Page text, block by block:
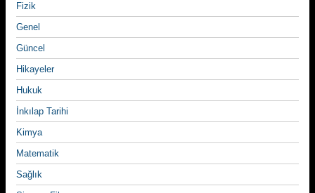
Fizik
Genel
Güncel
Hikayeler
Hukuk
İnkılap Tarihi
Kimya
Matematik
Sağlık